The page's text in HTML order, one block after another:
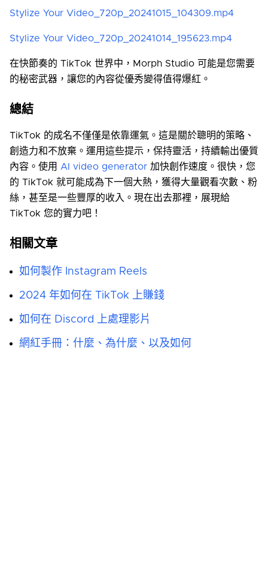
Stylize Your Video_720p_20241015_104309.mp4
Stylize Your Video_720p_20241014_195623.mp4
在快節奏的 TikTok 世界中，Morph Studio 可能是您需要
的秘密武器，讓您的內容從優秀變得值得爆紅。
總結
TikTok 的成名不僅僅是依靠運氣。這是關於聰明的策略、
創造力和不放棄。運用這些提示，保持靈活，持續輸出優質
內容。使用 AI video generator 加快創作速度。很快，您
的 TikTok 就可能成為下一個大熱，獲得大量觀看次數、粉
絲，甚至是一些豐厚的收入。現在出去那裡，展現給
TikTok 您的實力吧！
相關文章
如何製作 Instagram Reels
2024 年如何在 TikTok 上賺錢
如何在 Discord 上處理影片
網紅手冊：什麼、為什麼、以及如何